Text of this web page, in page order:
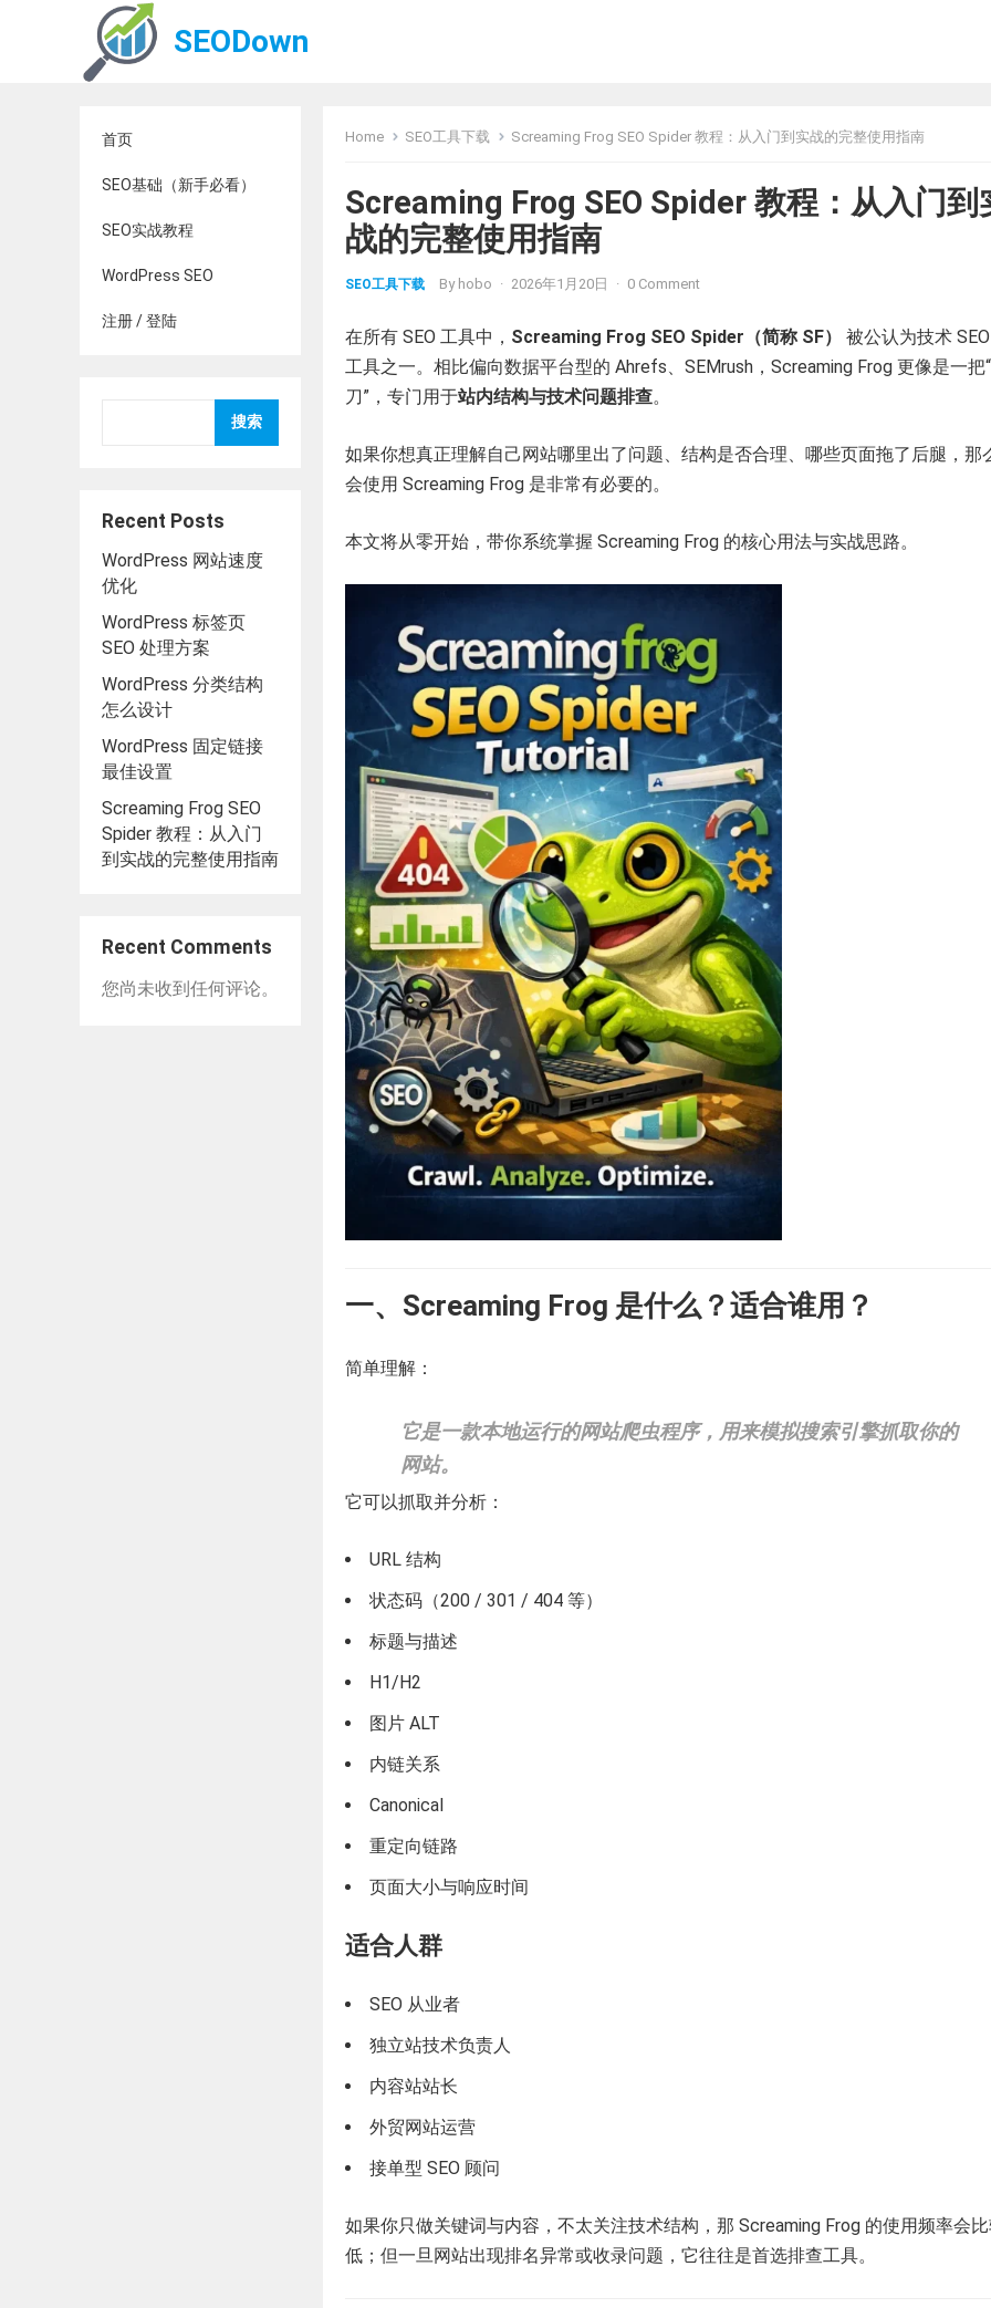
SEODown
首页
SEO基础（新手必看）
SEO实战教程
WordPress SEO
注册 / 登陆
搜索
Recent Posts
WordPress 网站速度
优化
WordPress 标签页
SEO 处理方案
WordPress 分类结构
怎么设计
WordPress 固定链接
最佳设置
Screaming Frog SEO
Spider 教程：从入门
到实战的完整使用指南
Recent Comments
您尚未收到任何评论。
Home SEO工具下载 Screaming Frog SEO Spider 教程：从入门到实战的完整使用指南
Screaming Frog SEO Spider 教程：从入门到
战的完整使用指南
SEO工具下载 By hobo · 2026年1月20日 · 0 Comment
在所有 SEO 工具中， Screaming Frog SEO Spider（简称 SF）
被公认为技术
工具之一。相比偏向数据平台型的 Ahrefs、SEMrush，Screaming Frog 更像是一把
刀”，专门用于站内结构与技术问题排查。
如果你想真正理解自己网站哪里出了问题、结构是否合理、哪些页面拖了后腿，那
会使用 Screaming Frog 是非常有必要的。
本文将从零开始，带你系统掌握 Screaming Frog 的核心用法与实战思路。
一、Screaming Frog 是什么？适合谁用？
简单理解：
它是一款本地运行的网站爬虫程序，用来模拟搜索引擎抓取你的
网站。
它可以抓取并分析：
URL 结构
状态码（200 / 301 / 404 等）
标题与描述
H1/H2
图片 ALT
内链关系
Canonical
重定向链路
页面大小与响应时间
适合人群
SEO 从业者
独立站技术负责人
内容站站长
外贸网站运营
接单型 SEO 顾问
如果你只做关键词与内容，不太关注技术结构，那 Screaming Frog 的使用频率会
低；但一旦网站出现排名异常或收录问题，它往往是首选排查工具。